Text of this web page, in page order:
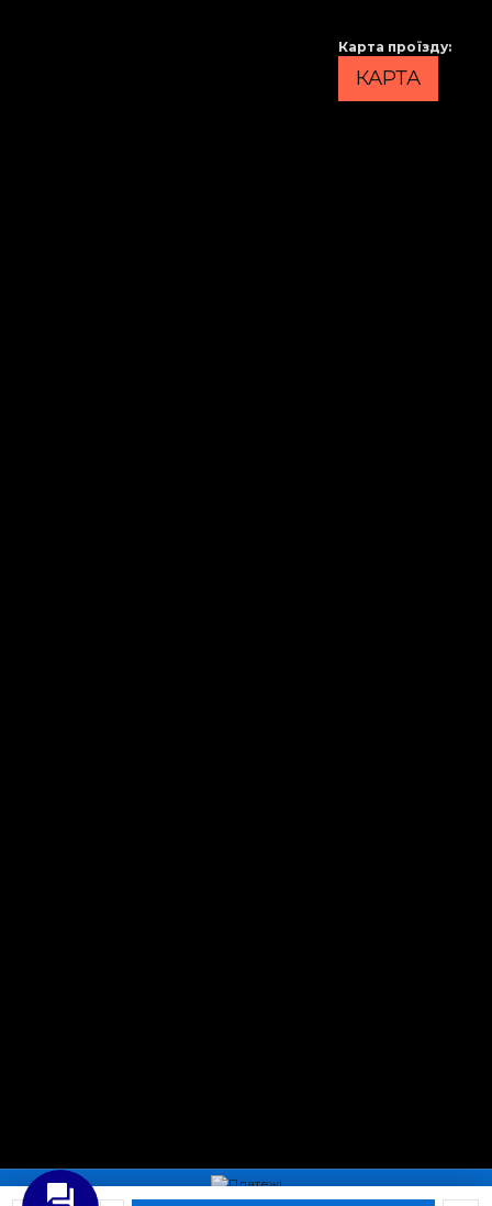
Карта проїзду:
КАРТА